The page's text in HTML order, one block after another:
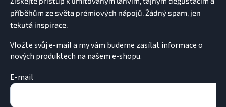
Vložte svůj e-mail a my vám budeme zasílat informace o
nových produktech na našem e-shopu.
E-mail